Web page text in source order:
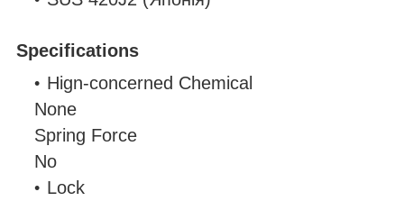
Specifications
Hign-concerned Chemical
None
Spring Force
No
Lock